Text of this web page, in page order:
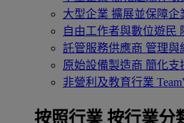
大型企業 擴展並保障企
自由工作者與數位遊民
託管服務供應商 管理與
原始設備製造商 簡化支
非營利及教育行業
按照行業 按行業分